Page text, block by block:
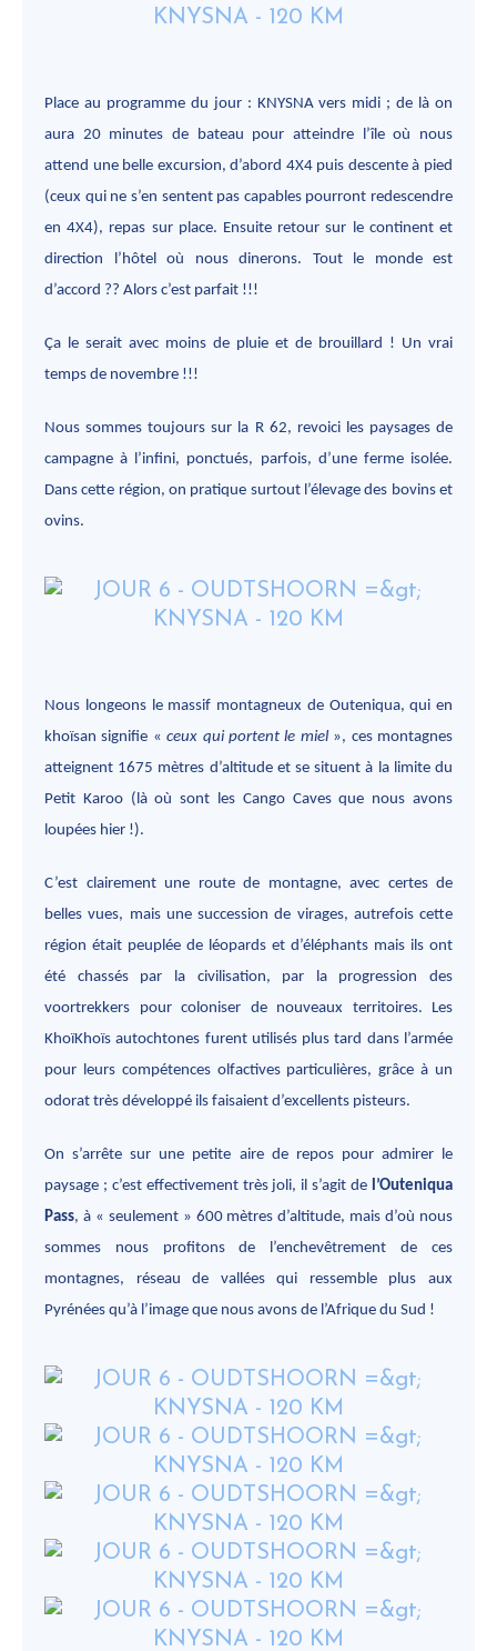
Place au programme du jour : KNYSNA vers midi ; de là on
aura 20 minutes de bateau pour atteindre l’île où nous
attend une belle excursion, d’abord 4X4 puis descente à pied
(ceux qui ne s’en sentent pas capables pourront redescendre
en 4X4), repas sur place. Ensuite retour sur le continent et
direction l’hôtel où nous dinerons. Tout le monde est
d’accord ?? Alors c’est parfait !!!
Ça le serait avec moins de pluie et de brouillard ! Un vrai
temps de novembre !!!
Nous sommes toujours sur la R 62, revoici les paysages de
campagne à l’infini, ponctués, parfois, d’une ferme isolée.
Dans cette région, on pratique surtout l’élevage des bovins et
ovins.
Nous longeons le massif montagneux de Outeniqua, qui en
khoïsan signifie «ceux qui portent le miel», ces montagnes
atteignent 1675 mètres d’altitude et se situent à la limite du
Petit Karoo (là où sont les Cango Caves que nous avons
loupées hier !).
C’est clairement une route de montagne, avec certes de
belles vues, mais une succession de virages, autrefois cette
région était peuplée de léopards et d’éléphants mais ils ont
été chassés par la civilisation, par la progression des
voortrekkers pour coloniser de nouveaux territoires. Les
KhoïKhoïs autochtones furent utilisés plus tard dans l’armée
pour leurs compétences olfactives particulières, grâce à un
odorat très développé ils faisaient d’excellents pisteurs.
On s’arrête sur une petite aire de repos pour admirer le
paysage ; c’est effectivement très joli, il s’agit de l’Outeniqua
Pass, à « seulement » 600 mètres d’altitude, mais d’où nous
sommes nous profitons de l’enchevêtrement de ces
montagnes, réseau de vallées qui ressemble plus aux
Pyrénées qu’à l’image que nous avons de l’Afrique du Sud !